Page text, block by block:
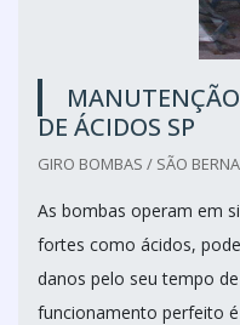
DE ÁCIDOS SP
GIRO BOMBAS / SÃO
As bombas operam em
fortes como ácidos,
danos pelo seu tempo
funcionamento perfeito